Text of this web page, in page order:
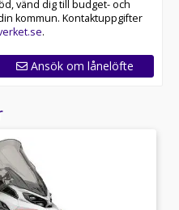
vänd dig till budget- och
kommun. Kontaktuppgifter
.
Ansök om lånelöfte